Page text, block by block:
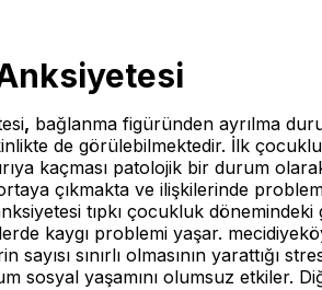
, bağlanma figüründen ayrılma
de görülebilmektedir. İlk
kaçması patolojik bir durum
çıkmakta ve ilişkilerinde
tıpkı çocukluk
kaygı problemi yaşar.
sayısı sınırlı olmasının yarattığı
sosyal yaşamını olumsuz etkiler.